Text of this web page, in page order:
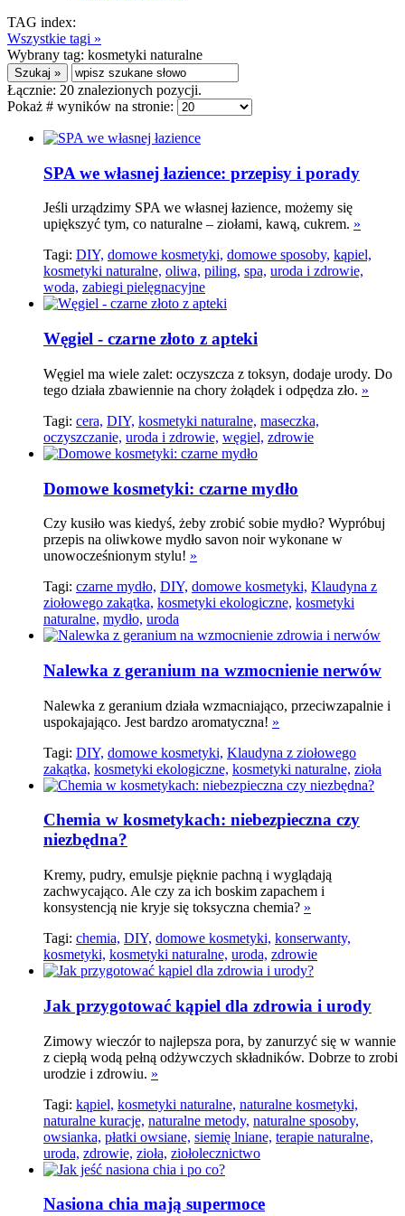
TAG index:
Wszystkie tagi »
Wybrany tag: kosmetyki naturalne
Łącznie: 20 znalezionych pozycji.
Pokaż # wyników na stronie:
SPA we własnej łazience: przepisy i porady
Jeśli urządzimy SPA we własnej łazience, możemy się
upiększyć tym, co naturalne – ziołami, kawą, cukrem. »
Tagi: DIY, domowe kosmetyki, domowe sposoby, kąpiel,
kosmetyki naturalne, oliwa, piling, spa, uroda i zdrowie,
woda, zabiegi pielęgnacyjne
Węgiel - czarne złoto z apteki
Węgiel ma wiele zalet: oczyszcza z toksyn, dodaje urody. Do
tego działa zbawiennie na chory żołądek i odpędza zło. »
Tagi: cera, DIY, kosmetyki naturalne, maseczka,
oczyszczanie, uroda i zdrowie, węgiel, zdrowie
Domowe kosmetyki: czarne mydło
Czy kusiło was kiedyś, żeby zrobić sobie mydło? Wypróbuj
przepis na oliwkowe mydło savon noir wykonane w
unowocześnionym stylu! »
Tagi: czarne mydło, DIY, domowe kosmetyki, Klaudyna z
ziołowego zakątka, kosmetyki ekologiczne, kosmetyki
naturalne, mydło, uroda
Nalewka z geranium na wzmocnienie nerwów
Nalewka z geranium działa wzmacniająco, przeciwzapalnie i
uspokajająco. Jest bardzo aromatyczna! »
Tagi: DIY, domowe kosmetyki, Klaudyna z ziołowego
zakątka, kosmetyki ekologiczne, kosmetyki naturalne, zioła
Chemia w kosmetykach: niebezpieczna czy
niezbędna?
Kremy, pudry, emulsje pięknie pachną i wyglądają
zachwycająco. Ale czy za ich boskim zapachem i
konsystencją nie kryje się toksyczna chemia? »
Tagi: chemia, DIY, domowe kosmetyki, konserwanty,
kosmetyki, kosmetyki naturalne, uroda, zdrowie
Jak przygotować kąpiel dla zdrowia i urody
Zimowy wieczór to najlepsza pora, by zanurzyć się w wannie
z ciepłą wodą pełną odżywczych składników. Dobrze to zrobi
urodzie i zdrowiu. »
Tagi: kąpiel, kosmetyki naturalne, naturalne kosmetyki,
naturalne kuracje, naturalne metody, naturalne sposoby,
owsianka, płatki owsiane, siemię lniane, terapie naturalne,
uroda, zdrowie, zioła, ziołolecznictwo
Nasiona chia mają supermoce